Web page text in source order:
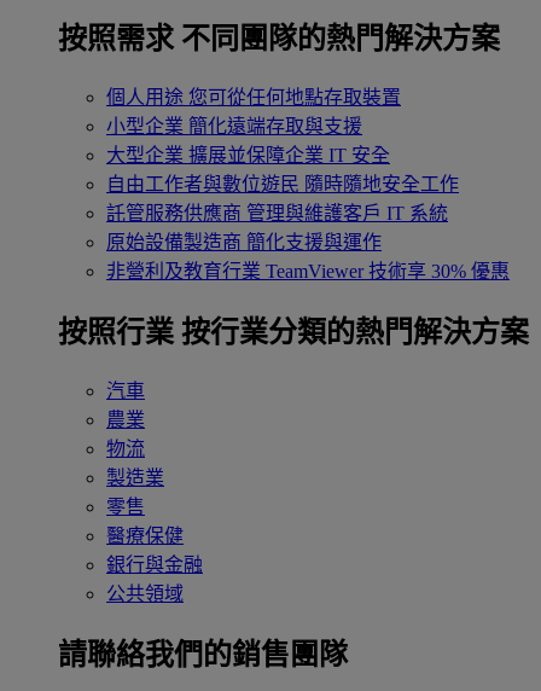
按照需求 不同團隊的熱門解決方案
個人用途 您可從任何地點存取裝置
小型企業 簡化遠端存取與支援
大型企業 擴展並保障企業 IT 安全
自由工作者與數位遊民 隨時隨地安全工作
託管服務供應商 管理與維護客戶 IT 系統
原始設備製造商 簡化支援與運作
非營利及教育行業 TeamViewer 技術享 30% 優惠
按照行業 按行業分類的熱門解決方案
汽車
農業
物流
製造業
零售
醫療保健
銀行與金融
公共領域
請聯絡我們的銷售團隊